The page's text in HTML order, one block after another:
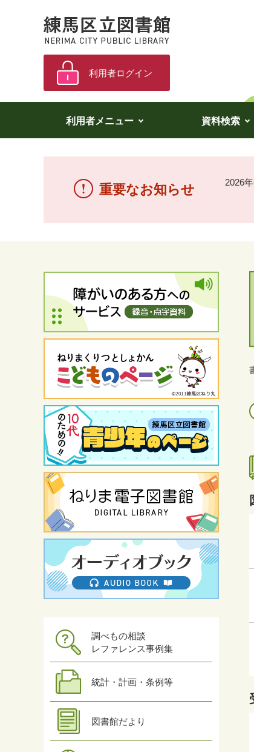
利用者ログイン
利用者メニュー 資料検索
重要なお知らせ 2026
調べもの相談
レファレンス事例集
統計・計画・条例等
図書館だより